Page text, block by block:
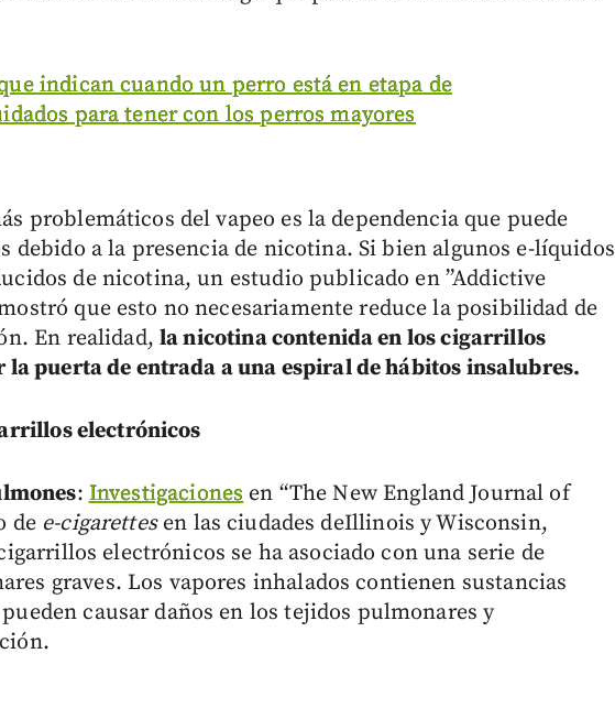
indican cuando un perro está en etapa de
para tener con los perros mayores
problemáticos del vapeo es la dependencia que puede
debido a la presencia de nicotina. Si bien algunos e-líquidos
de nicotina, un estudio publicado en ”Addictive
que esto no necesariamente reduce la posibilidad de
En realidad,la nicotina contenida en los cigarrillos
la puerta de entrada a una espiral de hábitos insalubres.
electrónicos
:Investigacionesen “The New England Journal of
de e-cigarettesen las ciudades deIllinois y Wisconsin,
electrónicos se ha asociado con una serie de
graves. Los vapores inhalados contienen sustancias
causar daños en los tejidos pulmonares y